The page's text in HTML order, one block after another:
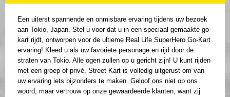
Een uiterst spannende en onmisbare ervaring tijdens uw bezoek
aan Tokio, Japan. Stel u voor dat u in een speciaal gemaakte go-
kart rijdt, ontworpen voor de ultieme Real Life SuperHero Go-Kart
ervaring! Kleed u als uw favoriete personage en rijd door de
straten van Tokio. Alle ogen zullen op u gericht zijn! U kunt rijden
met een groep of privé, Street Kart is volledig uitgerust om van
uw ervaring iets bijzonders te maken. Geloof ons niet op ons
woord, maar vertrouw op onze gewaardeerde klanten, want zij